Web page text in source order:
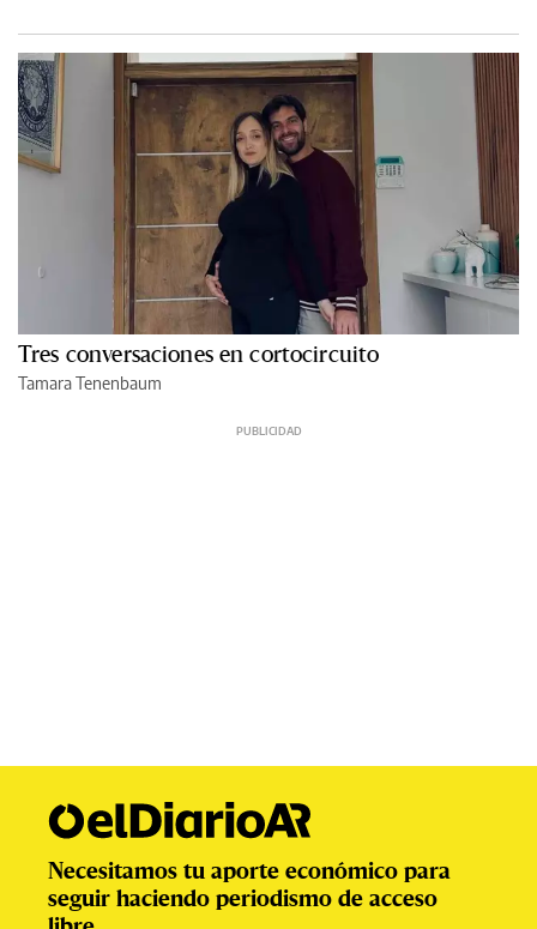
Tres conversaciones en cortocircuito
Tamara Tenenbaum
Necesitamos tu aporte económico para
seguir haciendo periodismo de acceso